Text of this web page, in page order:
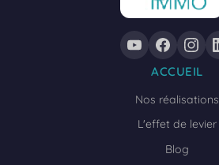
ACCUEIL
Nos réalisations
L'effet de levier
Blog